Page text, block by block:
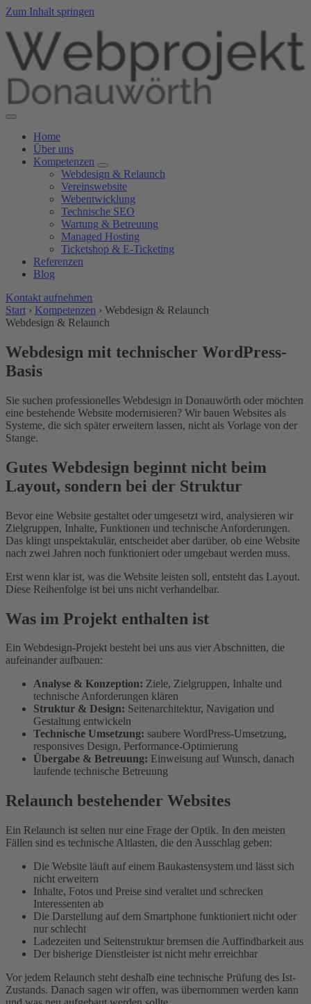
Zum Inhalt springen
Home
Über uns
Kompetenzen
Webdesign & Relaunch
Vereinswebsite
Webentwicklung
Technische SEO
Wartung & Betreuung
Managed Hosting
Ticketshop & E-Ticketing
Referenzen
Blog
Kontakt aufnehmen
Start › Kompetenzen › Webdesign & Relaunch
Webdesign & Relaunch
Webdesign mit technischer WordPress-
Basis
Sie suchen professionelles Webdesign in Donauwörth oder möchten
eine bestehende Website modernisieren? Wir bauen Websites als
Systeme, die sich später erweitern lassen, nicht als Vorlage von der
Stange.
Gutes Webdesign beginnt nicht beim
Layout, sondern bei der Struktur
Bevor eine Website gestaltet oder umgesetzt wird, analysieren wir
Zielgruppen, Inhalte, Funktionen und technische Anforderungen.
Das klingt unspektakulär, entscheidet aber darüber, ob eine Website
nach zwei Jahren noch funktioniert oder umgebaut werden muss.
Erst wenn klar ist, was die Website leisten soll, entsteht das Layout.
Diese Reihenfolge ist bei uns nicht verhandelbar.
Was im Projekt enthalten ist
Ein Webdesign-Projekt besteht bei uns aus vier Abschnitten, die
aufeinander aufbauen:
Analyse & Konzeption: Ziele, Zielgruppen, Inhalte und
technische Anforderungen klären
Struktur & Design: Seitenarchitektur, Navigation und
Gestaltung entwickeln
Technische Umsetzung: saubere WordPress-Umsetzung,
responsives Design, Performance-Optimierung
Übergabe & Betreuung: Einweisung auf Wunsch, danach
laufende technische Betreuung
Relaunch bestehender Websites
Ein Relaunch ist selten nur eine Frage der Optik. In den meisten
Fällen sind es technische Altlasten, die den Ausschlag geben:
Die Website läuft auf einem Baukastensystem und lässt sich
nicht erweitern
Inhalte, Fotos und Preise sind veraltet und schrecken
Interessenten ab
Die Darstellung auf dem Smartphone funktioniert nicht oder
nur schlecht
Ladezeiten und Seitenstruktur bremsen die Auffindbarkeit aus
Der bisherige Dienstleister ist nicht mehr erreichbar
Vor jedem Relaunch steht deshalb eine technische Prüfung des Ist-
Zustands. Danach sagen wir offen, was übernommen werden kann